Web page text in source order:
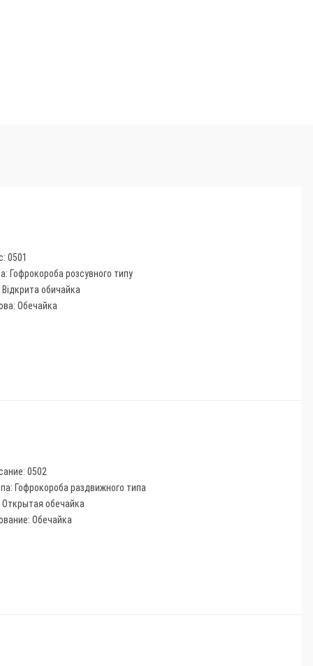
0501
Гофрокороба розсувного типу
Відкрита обичайка
Обечайка
0502
Гофрокороба раздвижного типа
Открытая обечайка
Обечайка